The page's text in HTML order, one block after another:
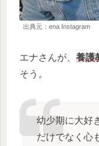
出典元：ena Instagram
エナさんが、 養護
そう。
幼少期に大好
だけでなく心